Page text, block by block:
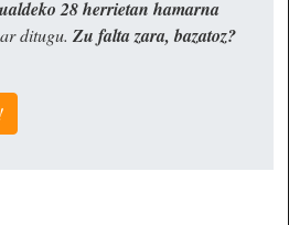
28 herrietan hamarna
ditugu. Zu falta zara, bazatoz?